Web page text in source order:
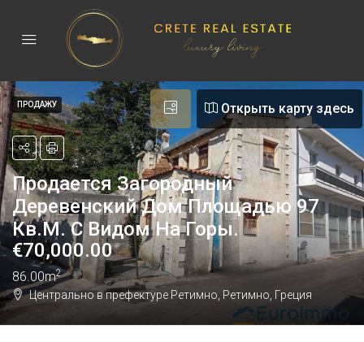
Открыть карту здесь
ПРОДАЖУ
Продается Загородный
Деревенский Дом Площадью 97
Кв.м. С Видом На Горы.
€70,000.00
86.00m2
Центрально в префектуре Ретимно, Ретимно, Греция